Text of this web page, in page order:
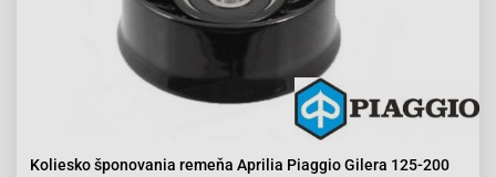
Koliesko šponovania remeňa Aprilia Piaggio Gilera 125-200